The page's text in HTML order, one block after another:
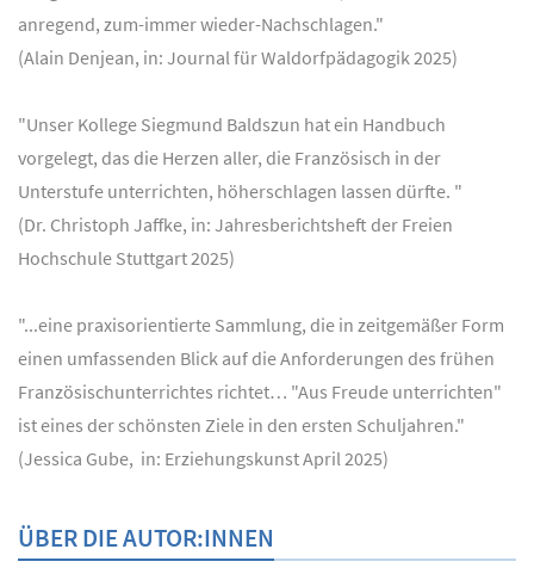
anregend, zum-immer wieder-Nachschlagen."
(Alain Denjean, in: Journal für Waldorfpädagogik 2025)
"Unser Kollege Siegmund Baldszun hat ein Handbuch
vorgelegt, das die Herzen aller, die Französisch in der
Unterstufe unterrichten, höherschlagen lassen dürfte. "
(Dr. Christoph Jaffke, in: Jahresberichtsheft der Freien
Hochschule Stuttgart 2025)
"...eine praxisorientierte Sammlung, die in zeitgemäßer Form
einen umfassenden Blick auf die Anforderungen des frühen
Französischunterrichtes richtet… "Aus Freude unterrichten"
ist eines der schönsten Ziele in den ersten Schuljahren."
(Jessica Gube, in: Erziehungskunst April 2025)
ÜBER DIE AUTOR:INNEN